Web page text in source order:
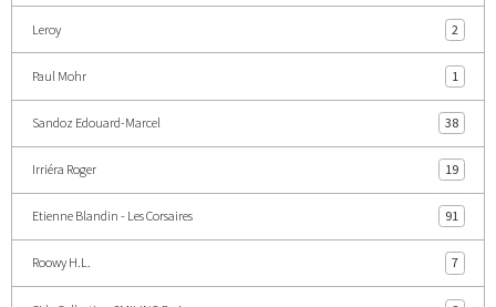
Leroy 2
Paul Mohr 1
Sandoz Edouard-Marcel 38
Irriéra Roger 19
Etienne Blandin - Les Corsaires 91
Roowy H.L. 7